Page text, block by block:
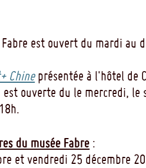
est ouvert du mardi au
Chineprésentée à l'hôtel de
est ouverte du le mercredi, le
du musée Fabre :
et vendredi 25 décembre